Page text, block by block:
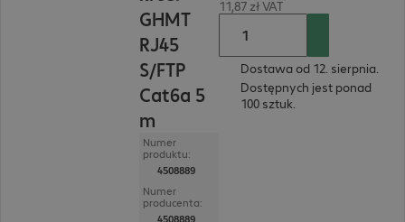
GHMT
RJ45
S/FTP
Cat6a 5
m
Numer
produktu:
4508889
Numer
producenta:
4508889
11,87 zł VAT
Dostawa od 12. sierpnia.
Dostępnych jest ponad
100 sztuk.